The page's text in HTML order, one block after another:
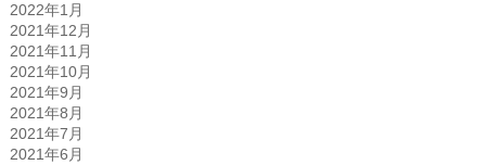
2022年1月
2021年12月
2021年11月
2021年10月
2021年9月
2021年8月
2021年7月
2021年6月